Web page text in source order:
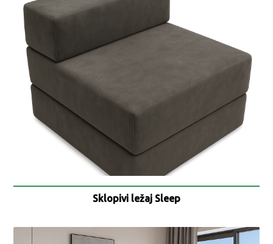
Sklopivi ležaj Sleep